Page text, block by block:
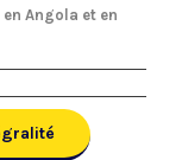
Angola et en